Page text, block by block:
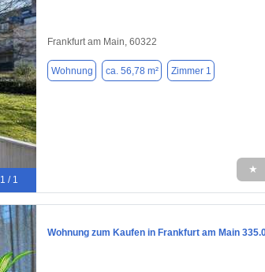
1 / 1
Frankfurt am Main, 60322
Wohnung ca. 56,78 m² Zimmer 1
★
Wohnung zum Kaufen in Frankfurt am Main